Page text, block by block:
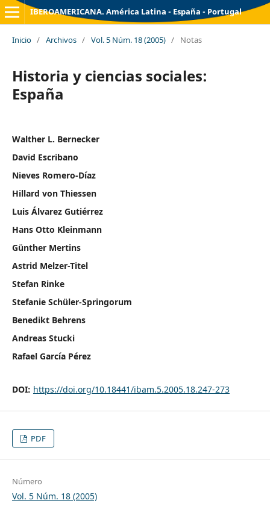
IBEROAMERICANA. América Latina - España - Portugal
Inicio / Archivos / Vol. 5 Núm. 18 (2005) / Notas
Historia y ciencias sociales:
España
Walther L. Bernecker
David Escribano
Nieves Romero-Díaz
Hillard von Thiessen
Luis Álvarez Gutiérrez
Hans Otto Kleinmann
Günther Mertins
Astrid Melzer-Titel
Stefan Rinke
Stefanie Schüler-Springorum
Benedikt Behrens
Andreas Stucki
Rafael García Pérez
DOI: https://doi.org/10.18441/ibam.5.2005.18.247-273
PDF
Número
Vol. 5 Núm. 18 (2005)